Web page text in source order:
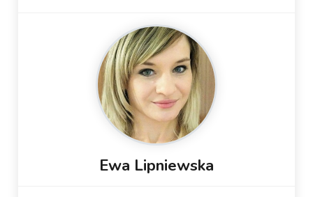
Ewa Lipniewska